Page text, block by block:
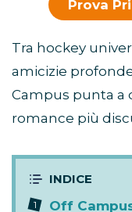
Prova
Tra hockey
amicizie
Campus punta a
romance più
Off